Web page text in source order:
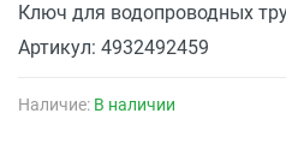
Ключ для водопроводных
Артикул: 4932492459
Наличие: В наличии